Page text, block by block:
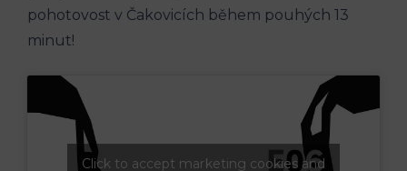
pohotovost v Čakovicích během pouhých 13
minut!
Click to accept marketing cookies and